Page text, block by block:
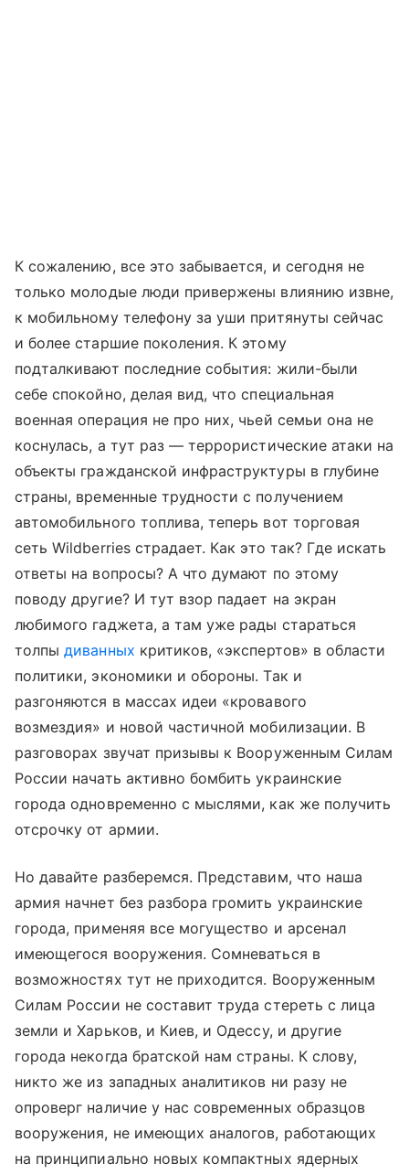
К сожалению, все это забывается, и сегодня не
только молодые люди привержены влиянию извне,
к мобильному телефону за уши притянуты сейчас
и более старшие поколения. К этому
подталкивают последние события: жили-были
себе спокойно, делая вид, что специальная
военная операция не про них, чьей семьи она не
коснулась, а тут раз — террористические атаки на
объекты гражданской инфраструктуры в глубине
страны, временные трудности с получением
автомобильного топлива, теперь вот торговая
сеть Wildberries страдает. Как это так? Где искать
ответы на вопросы? А что думают по этому
поводу другие? И тут взор падает на экран
любимого гаджета, а там уже рады стараться
толпыдиванных критиков, «экспертов» в области
политики, экономики и обороны. Так и
разгоняются в массах идеи «кровавого
возмездия» и новой частичной мобилизации. В
разговорах звучат призывы к Вооруженным Силам
России начать активно бомбить украинские
города одновременно с мыслями, как же получить
отсрочку от армии.
Но давайте разберемся. Представим, что наша
армия начнет без разбора громить украинские
города, применяя все могущество и арсенал
имеющегося вооружения. Сомневаться в
возможностях тут не приходится. Вооруженным
Силам России не составит труда стереть с лица
земли и Харьков, и Киев, и Одессу, и другие
города некогда братской нам страны. К слову,
никто же из западных аналитиков ни разу не
опроверг наличие у нас современных образцов
вооружения, не имеющих аналогов, работающих
на принципиально новых компактных ядерных